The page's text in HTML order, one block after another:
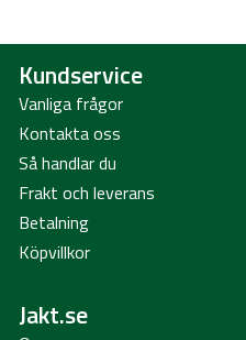
Kundservice
Vanliga frågor
Kontakta oss
Så handlar du
Frakt och leverans
Betalning
Köpvillkor
Jakt.se